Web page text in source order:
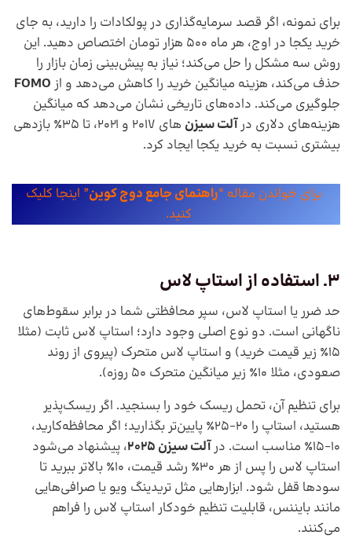
برای نمونه، اگر قصد سرمایه‌گذاری در پولکادات را دارید، به جای
خرید یکجا در اوج، هر ماه ۵۰۰ هزار تومان اختصاص دهید. این
روش سه مشکل را حل می‌کند؛ نیاز به پیش‌بینی زمان بازار را
حذف می‌کند، هزینه میانگین خرید را کاهش می‌دهد و از FOMO
جلوگیری می‌کند. داده‌های تاریخی نشان می‌دهد که میانگین
هزینه‌های دلاری درآلت‌ سیزن‌
های ۲۰۱۷ و ۲۰۲۱، تا ۳۵٪ بازدهی
بیشتری نسبت به خرید یکجا ایجاد کرد.
برای خواندن مقاله “راهنمای جامع دوج کوین” اینجا کلیک
کنید.
3. استفاده از استاپ لاس
حد ضرر یا استاپ لاس، سپر محافظتی شما در برابر سقوط‌های
ناگهانی است. دو نوع اصلی وجود دارد؛ استاپ لاس ثابت (مثلا
۱۵٪ زیر قیمت خرید) و استاپ لاس متحرک (پیروی از روند
صعودی، مثلا ۱۰٪ زیر میانگین متحرک ۵۰ روزه).
برای تنظیم آن، تحمل ریسک خود را بسنجید. اگر ریسک‌پذیر
هستید، استاپ را ۲۰-۲۵٪ پایین‌تر بگذارید؛ اگر محافظه‌کارید،
۱۰-۱۵٪ مناسب است. در
آلت سیزن ۲۰۲۵
، پیشنهاد می‌شود
استاپ لاس را پس از هر ۳۰٪ رشد قیمت، ۱۰٪ بالاتر ببرید تا
سودها قفل شود. ابزارهایی مثل تریدینگ ویو یا صرافی‌هایی
مانند بایننس، قابلیت تنظیم خودکار استاپ لاس را فراهم
می‌کنند.